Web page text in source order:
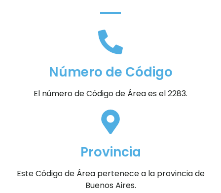
Número de Código
El número de Código de Área es el 2283.
Provincia
Este Código de Área pertenece a la provincia de
Buenos Aires.